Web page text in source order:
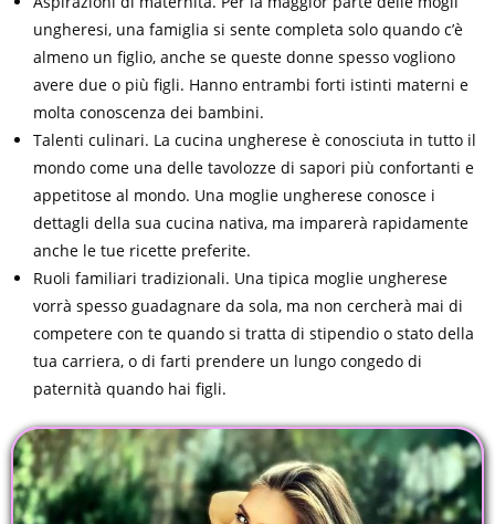
ungheresi, una famiglia si sente completa solo quando c’è
almeno un figlio, anche se queste donne spesso vogliono
avere due o più figli. Hanno entrambi forti istinti materni e
molta conoscenza dei bambini.
Talenti culinari. La cucina ungherese è conosciuta in tutto il
mondo come una delle tavolozze di sapori più confortanti e
appetitose al mondo. Una moglie ungherese conosce i
dettagli della sua cucina nativa, ma imparerà rapidamente
anche le tue ricette preferite.
Ruoli familiari tradizionali. Una tipica moglie ungherese
vorrà spesso guadagnare da sola, ma non cercherà mai di
competere con te quando si tratta di stipendio o stato della
tua carriera, o di farti prendere un lungo congedo di
paternità quando hai figli.